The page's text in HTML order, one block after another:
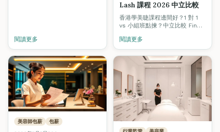
閱讀更多
Lash 課程 2026 中立比較
香港學美睫課程邊間好？1 對 1
vs 小組班點揀？中立比較 Fine
等 lash 課程學費、真人模特
兒、認證、實習睫毛量、就業支
援。
閱讀更多
美容師包薪 包薪